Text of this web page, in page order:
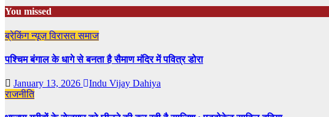
You missed
ब्रेकिंग न्यूज़‍‍विरासतसमाज
पश्चिम बंगाल के धागे से बनता है सैमाण मंदिर में पवित्र डोरा
January 13, 2026
Indu Vijay Dahiya
राजनीति